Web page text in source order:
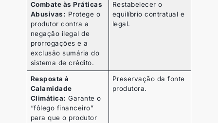
Combate às Práticas
Abusivas: Protege o
produtor contra a
negação ilegal de
prorrogações e a
exclusão sumária do
sistema de crédito.
Restabelecer o
equilíbrio contratual e
legal.
Resposta à
Calamidade
Climática: Garante o
“fôlego financeiro”
para que o produtor
Preservação da fonte
produtora.